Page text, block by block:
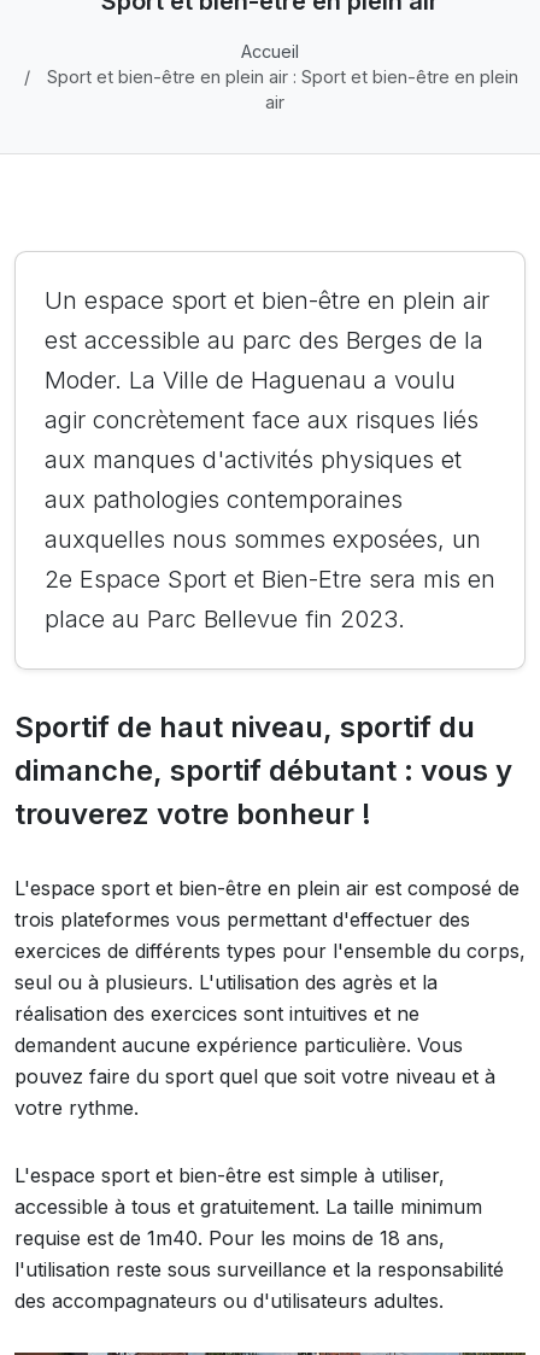
Accueil
Sport et bien-être en plein air : Sport et bien-être en plein
air
Un espace sport et bien-être en plein air
est accessible au parc des Berges de la
Moder. La Ville de Haguenau a voulu
agir concrètement face aux risques liés
aux manques d'activités physiques et
aux pathologies contemporaines
auxquelles nous sommes exposées, un
2e Espace Sport et Bien-Etre sera mis en
place au Parc Bellevue fin 2023.
Sportif de haut niveau, sportif du
dimanche, sportif débutant : vous y
trouverez votre bonheur !
L'espace sport et bien-être en plein air est composé de
trois plateformes vous permettant d'effectuer des
exercices de différents types pour l'ensemble du corps,
seul ou à plusieurs. L'utilisation des agrès et la
réalisation des exercices sont intuitives et ne
demandent aucune expérience particulière. Vous
pouvez faire du sport quel que soit votre niveau et à
votre rythme.
L'espace sport et bien-être est simple à utiliser,
accessible à tous et gratuitement. La taille minimum
requise est de 1m40. Pour les moins de 18 ans,
l'utilisation reste sous surveillance et la responsabilité
des accompagnateurs ou d'utilisateurs adultes.